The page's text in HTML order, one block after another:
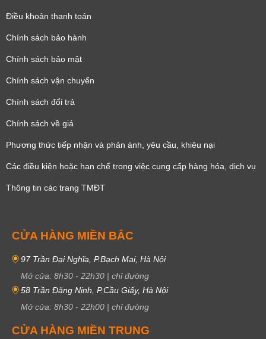
Điều khoản thanh toán
Chính sách bảo hành
Chính sách bảo mật
Chính sách vận chuyển
Chính sách đổi trả
Chính sách về giá
Phương thức tiếp nhận và phản ánh, yêu cầu, khiêu nại
Các điều kiện hoặc hạn chế trong việc cung cấp hàng hóa, dịch vụ
Thông tin các trang TMĐT
CỬA HÀNG MIỀN BẮC
97 Trần Đại Nghĩa, P.Bạch Mai, Hà Nội
Mở cửa: 8h30 - 22h30 | chỉ đường
58 Trần Đăng Ninh, P.Cầu Giấy, Hà Nội
Mở cửa: 8h30 - 22h00 | chỉ đường
CỬA HÀNG MIỀN TRUNG